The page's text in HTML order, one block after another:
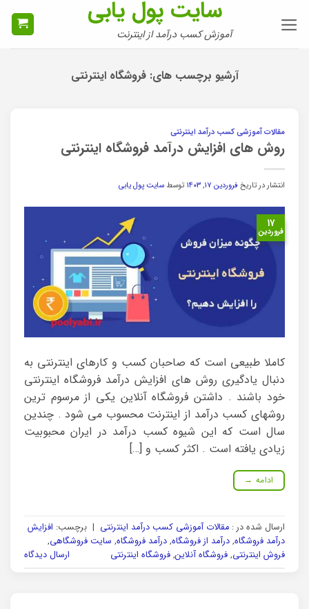
سایت پول یابی
آموزش کسب درآمد از اینترنت
آرشیو برچسب های:فروشگاه اینترنتی
مقالات آموزشی کسب درآمد اینترنتی
روش های افزایش درآمد فروشگاه اینترنتی
انتشار در تاریخ فروردین ۱۷, ۱۴۰۳ توسط سایت پول یابی
۱۷
فروردین
کاملا طبیعی است که صاحبان کسب و کارهای اینترنتی به
دنبال یادگیری روش های افزایش درآمد فروشگاه اینترنتی
خود باشند . داشتن فروشگاه آنلاین یکی از مرسوم ترین
روشهای کسب درآمد از اینترنت محسوب می شود . چندین
سال است که این شیوه کسب درآمد در ایران محبوبیت
زیادی یافته است . اکثر کسب و […]
ادامه →
ارسال شده در : مقالات آموزشی کسب درآمد اینترنتی | برچسب: افزایش
درآمد فروشگاه, درآمد از فروشگاه, درآمد فروشگاه, سایت فروشگاهی,
فروش اینترنتی, فروشگاه آنلاین, فروشگاه اینترنتی ارسال دیدگاه